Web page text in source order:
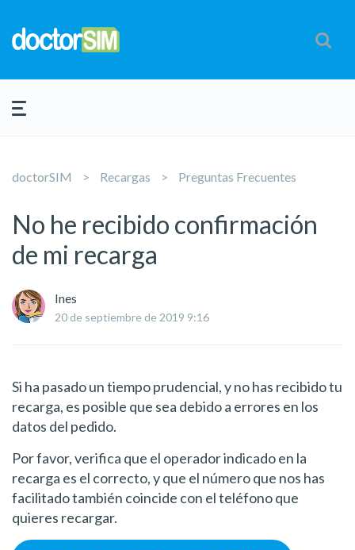
doctorSIM Recargas Preguntas Frecuentes
No he recibido confirmación
de mi recarga
Ines
20 de septiembre de 2019 9:16
Si ha pasado un tiempo prudencial, y no has recibido tu
recarga, es posible que sea debido a errores en los
datos del pedido.
Por favor, verifica que el operador indicado en la
recarga es el correcto, y que el número que nos has
facilitado también coincide con el teléfono que
quieres recargar.